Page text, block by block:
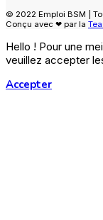
© 2022 Emploi BSM |
Conçu avec ❤ par la
Hello ! Pour une
veuillez accepter
Accepter